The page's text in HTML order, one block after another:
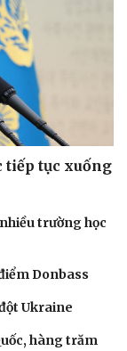
tiếp tục xuống
trường học
Donbass
Ukraine
hàng trăm